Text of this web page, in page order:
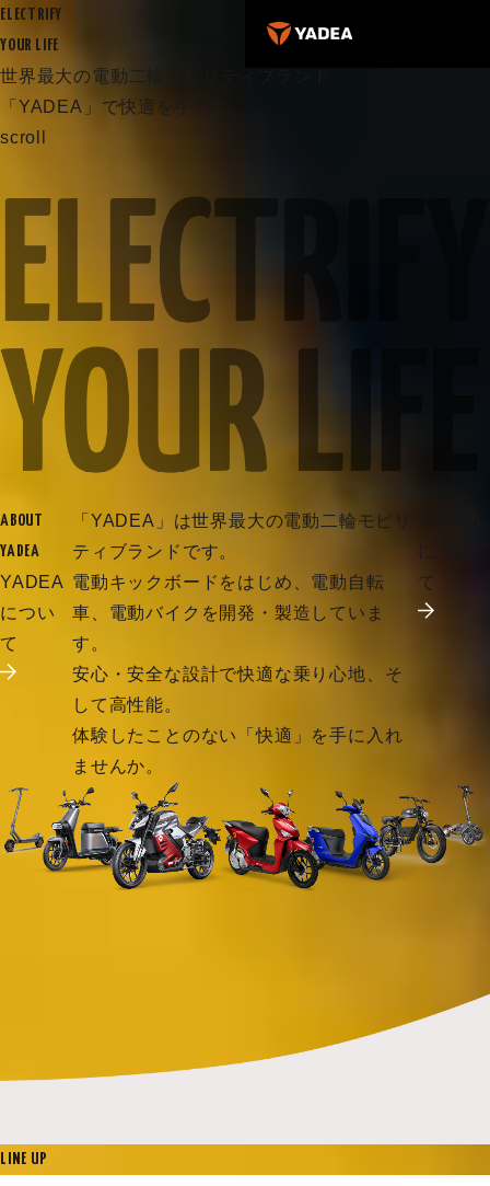
ELECTRIFY
YOUR LIFE
世界最大の電動二輪モビリティブランド
「YADEA」で快適を手元に。
scroll
ABOUT
YADEA
YADEA
につい
て
「YADEA」は世界最大の電動二輪モビリ
ティブランドです。
電動キックボードをはじめ、電動自転
車、電動バイクを開発・製造していま
す。
安心・安全な設計で快適な乗り心地、そ
して高性能。
体験したことのない「快適」を手に入れ
ませんか。
て
LINE UP